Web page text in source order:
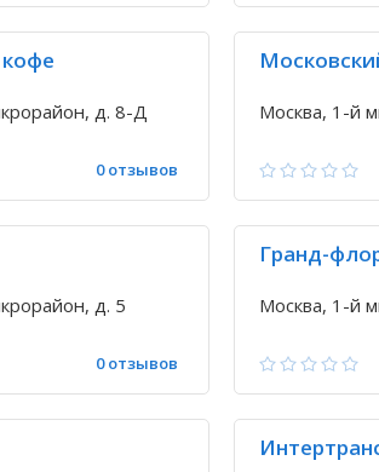
д. 8-Д
0 отзывов
Москва, 1-й
д. 5
0 отзывов
Гранд-
Москва, 1-й